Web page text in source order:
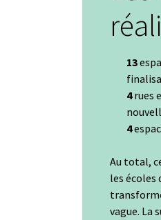
13
4rues
4
Au total,
les écoles
vague. La